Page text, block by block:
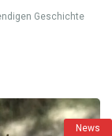
Geschichte
News